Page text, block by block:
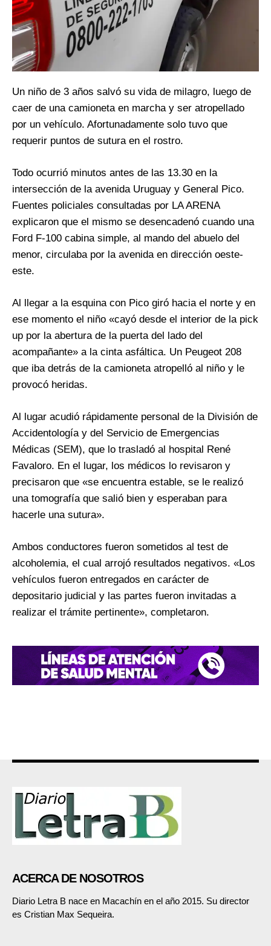
Un niño de 3 años salvó su vida de milagro, luego de
caer de una camioneta en marcha y ser atropellado
por un vehículo. Afortunadamente solo tuvo que
requerir puntos de sutura en el rostro.
Todo ocurrió minutos antes de las 13.30 en la
intersección de la avenida Uruguay y General Pico.
Fuentes policiales consultadas por LA ARENA
explicaron que el mismo se desencadenó cuando una
Ford F-100 cabina simple, al mando del abuelo del
menor, circulaba por la avenida en dirección oeste-
este.
Al llegar a la esquina con Pico giró hacia el norte y en
ese momento el niño «cayó desde el interior de la pick
up por la abertura de la puerta del lado del
acompañante» a la cinta asfáltica. Un Peugeot 208
que iba detrás de la camioneta atropelló al niño y le
provocó heridas.
Al lugar acudió rápidamente personal de la División de
Accidentología y del Servicio de Emergencias
Médicas (SEM), que lo trasladó al hospital René
Favaloro. En el lugar, los médicos lo revisaron y
precisaron que «se encuentra estable, se le realizó
una tomografía que salió bien y esperaban para
hacerle una sutura».
Ambos conductores fueron sometidos al test de
alcoholemia, el cual arrojó resultados negativos. «Los
vehículos fueron entregados en carácter de
depositario judicial y las partes fueron invitadas a
realizar el trámite pertinente», completaron.
ACERCA DE NOSOTROS
Diario Letra B nace en Macachín en el año 2015. Su director
es Cristian Max Sequeira.